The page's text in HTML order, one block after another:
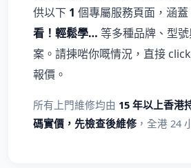
供以下 1 個專屬服務頁面，涵蓋
看！輕鬆學… 等多種品牌、型
案。請揀啱你嘅情況，直接
報價。
所有上門維修均由 15 年以上香港
碼實價，先檢查後維修 ，全港 24